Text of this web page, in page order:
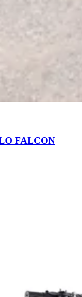
FALCON